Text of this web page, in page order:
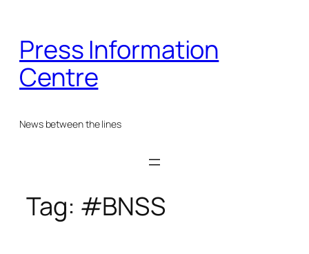
content
Press Information
Centre
News between the lines
Tag: #BNSS